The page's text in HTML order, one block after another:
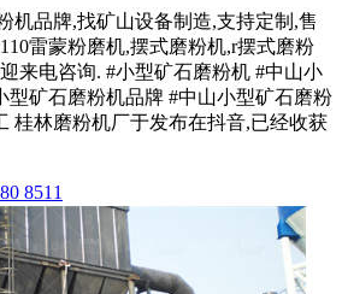
机品牌,找矿山设备制造,支持定制,售
雷蒙粉磨机,摆式磨粉机,r摆式磨粉
来电咨询. #小型矿石磨粉机 #中山小
型矿石磨粉机品牌 #中山小型矿石磨粉
桂林磨粉机厂于发布在抖音,已经收获
8511